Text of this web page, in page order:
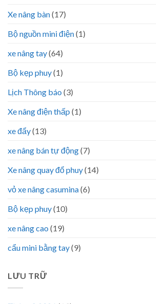
Xe nâng bàn(17)
Bộ nguồn mini điện(1)
xe nâng tay(64)
Bộ kẹp phuy(1)
Lịch Thông báo (3)
Xe nâng điện thấp (1)
xe đẩy(13)
xe nâng bán tự động(7)
Xe nâng quay đổ phuy(14)
vỏ xe nâng casumina(6)
Bộ kẹp phuy(10)
xe nâng cao (19)
cẩu mini bằng tay(9)
LƯU TRỮ